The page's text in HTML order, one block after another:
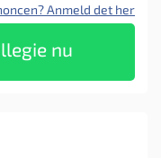
Anmeld det her
nu